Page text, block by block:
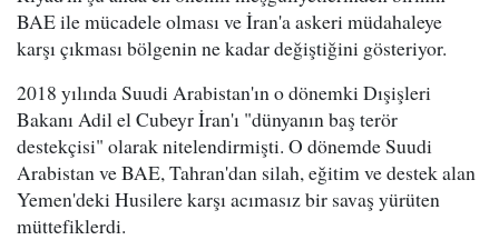
BAE ile mücadele olması ve İran'a askeri müdahaleye
karşı çıkması bölgenin ne kadar değiştiğini gösteriyor.
2018 yılında Suudi Arabistan'ın o dönemki Dışişleri
Bakanı Adil el Cubeyr İran'ı "dünyanın baş terör
destekçisi" olarak nitelendirmişti. O dönemde Suudi
Arabistan ve BAE, Tahran'dan silah, eğitim ve destek alan
Yemen'deki Husilere karşı acımasız bir savaş yürüten
müttefiklerdi.